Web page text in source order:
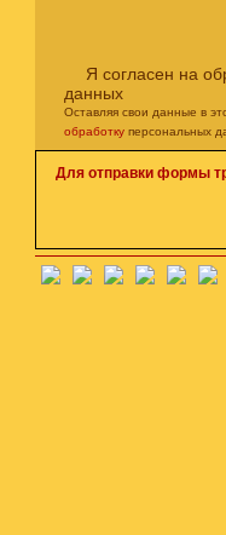
Я согласен на
данных
Оставляя свои данные в
обработку персональных
Для отправки формы